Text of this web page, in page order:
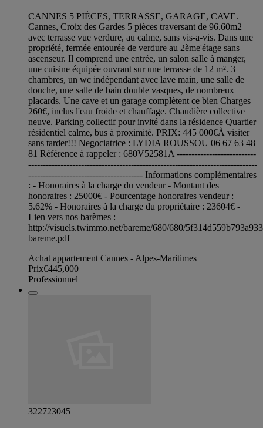
CANNES 5 PIÈCES, TERRASSE, GARAGE, CAVE.
Cannes, Croix des Gardes 5 pièces traversant de 96.60m2
avec terrasse vue verdure, au calme, sans vis-a-vis. Dans une
propriété, fermée entourée de verdure au 2ème'étage sans
ascenseur. Il comprend une entrée, un salon salle à manger,
une cuisine équipée ouvrant sur une terrasse de 12 m². 3
chambres, un wc indépendant avec lave main, une salle de
douche, une salle de bain double vasques, de nombreux
placards. Une cave et un garage complètent ce bien Charges
260€, inclus l'eau froide et chauffage. Chaudière collective
neuve. Parking collectif pour invité dans la résidence Quartier
résidentiel calme, bus à proximité. PRIX: 445 000€À visiter
sans tarder!!! Negociatrice : LYDIA ROUSSOU 06 67 63 48
81 Référence à rappeler : 680V52581A ---------------------------
------------------------------------------------------------------------------
--------------------------------------- Informations complémentaires
: - Honoraires à la charge du vendeur - Montant des
honoraires : 25000€ - Pourcentage honoraires vendeur :
5.62% - Honoraires à la charge du propriétaire : 23604€ -
Lien vers nos barèmes :
http://visuels.twimmo.net/bareme/680/680/
bareme.pdf
Achat appartement Cannes - Alpes-Maritimes
Prix€445,000
Professionnel
322723045